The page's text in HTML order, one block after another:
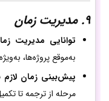
9. مدیریت زمان
توانایی مدیریت
به‌موقع پروژه‌ها،
پیش‌بینی زمان لازم
مرحله از ترجمه تا